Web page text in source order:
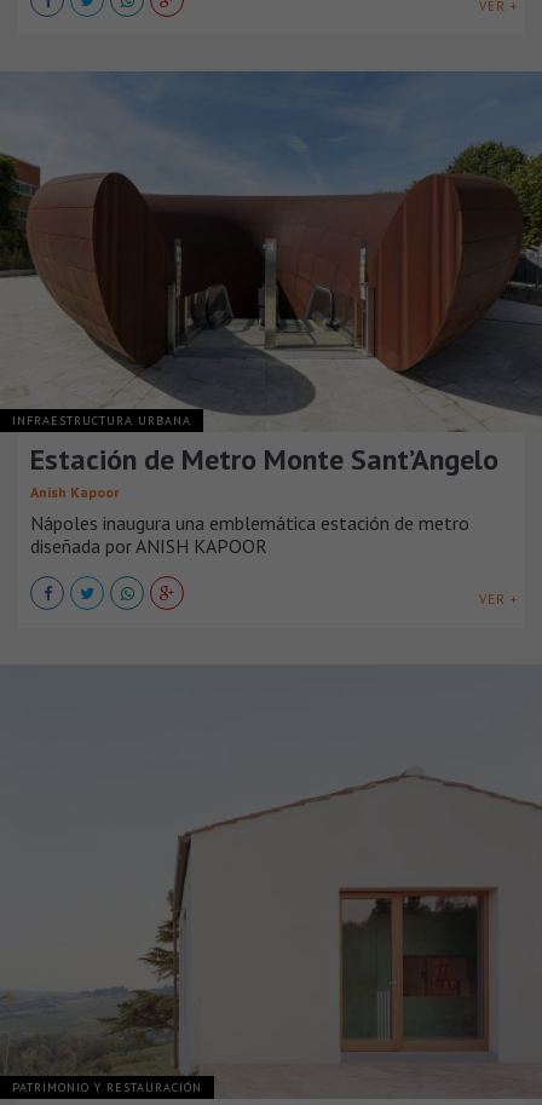
VER +
INFRAESTRUCTURA URBANA
Estación de Metro Monte Sant’Angelo
Anish Kapoor
Nápoles inaugura una emblemática estación de metro
diseñada por ANISH KAPOOR
VER +
PATRIMONIO Y RESTAURACIÓN